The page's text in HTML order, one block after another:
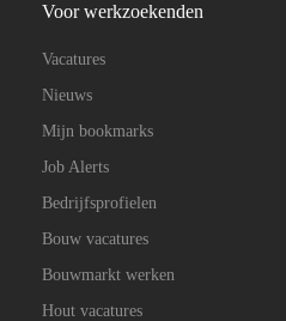
Voor werkzoekenden
Vacatures
Nieuws
Mijn bookmarks
Job Alerts
Bedrijfsprofielen
Bouw vacatures
Bouwmarkt werken
Hout vacatures